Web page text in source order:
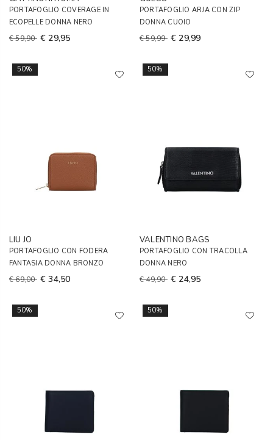
PORTAFOGLIO COVERAGE IN
ECOPELLE DONNA NERO
€ 59,90 € 29,95
PORTAFOGLIO ARJA CON ZIP
DONNA CUOIO
€ 59,99 € 29,99
50%
LIU JO
PORTAFOGLIO CON FODERA
FANTASIA DONNA BRONZO
€ 69,00 € 34,50
50%
VALENTINO BAGS
PORTAFOGLIO CON TRACOLLA
DONNA NERO
€ 49,90 € 24,95
50% 50%